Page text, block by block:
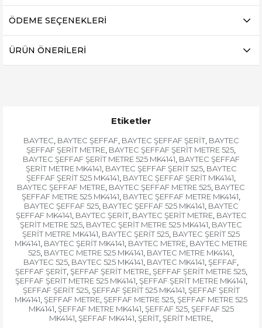
ÖDEME SEÇENEKLERI
ÜRÜN ÖNERILERI
Etiketler
BAYTEC, BAYTEC ŞEFFAF, BAYTEC ŞEFFAF ŞERİT, BAYTEC
ŞEFFAF ŞERİT METRE, BAYTEC ŞEFFAF ŞERİT METRE 525,
BAYTEC ŞEFFAF ŞERİT METRE 525 MK4141, BAYTEC ŞEFFAF
ŞERİT METRE MK4141, BAYTEC ŞEFFAF ŞERİT 525, BAYTEC
ŞEFFAF ŞERİT 525 MK4141, BAYTEC ŞEFFAF ŞERİT MK4141,
BAYTEC ŞEFFAF METRE, BAYTEC ŞEFFAF METRE 525, BAYTEC
ŞEFFAF METRE 525 MK4141, BAYTEC ŞEFFAF METRE MK4141,
BAYTEC ŞEFFAF 525, BAYTEC ŞEFFAF 525 MK4141, BAYTEC
ŞEFFAF MK4141, BAYTEC ŞERİT, BAYTEC ŞERİT METRE, BAYTEC
ŞERİT METRE 525, BAYTEC ŞERİT METRE 525 MK4141, BAYTEC
ŞERİT METRE MK4141, BAYTEC ŞERİT 525, BAYTEC ŞERİT 525
MK4141, BAYTEC ŞERİT MK4141, BAYTEC METRE, BAYTEC METRE
525, BAYTEC METRE 525 MK4141, BAYTEC METRE MK4141,
BAYTEC 525, BAYTEC 525 MK4141, BAYTEC MK4141, ŞEFFAF,
ŞEFFAF ŞERİT, ŞEFFAF ŞERİT METRE, ŞEFFAF ŞERİT METRE 525,
ŞEFFAF ŞERİT METRE 525 MK4141, ŞEFFAF ŞERİT METRE MK4141,
ŞEFFAF ŞERİT 525, ŞEFFAF ŞERİT 525 MK4141, ŞEFFAF ŞERİT
MK4141, ŞEFFAF METRE, ŞEFFAF METRE 525, ŞEFFAF METRE 525
MK4141, ŞEFFAF METRE MK4141, ŞEFFAF 525, ŞEFFAF 525
MK4141, ŞEFFAF MK4141, ŞERİT, ŞERİT METRE,